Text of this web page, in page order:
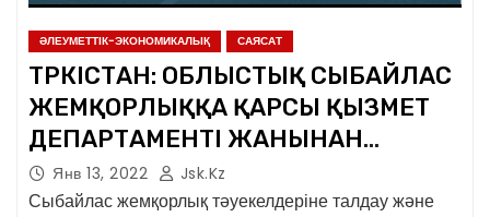
ӘЛЕУМЕТТІК-ЭКОНОМИКАЛЫҚ САЯСАТ
ТҮРКІСТАН: ОБЛЫСТЫҚ СЫБАЙЛАС
ЖЕМҚОРЛЫҚҚА ҚАРСЫ ҚЫЗМЕТ
ДЕПАРТАМЕНТІ ЖАНЫНАН
САРАПШЫ ТОП ҚҰРЫЛДЫ
Янв 13, 2022 Jsk.kz
Сыбайлас жемқорлық тәуекелдеріне талдау және